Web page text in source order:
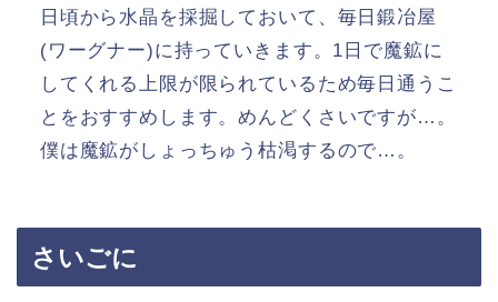
日頃から水晶を採掘しておいて、毎日鍛冶屋
(ワーグナー)に持っていきます。1日で魔鉱に
してくれる上限が限られているため毎日通うこ
とをおすすめします。めんどくさいですが…。
僕は魔鉱がしょっちゅう枯渇するので…。
さいごに